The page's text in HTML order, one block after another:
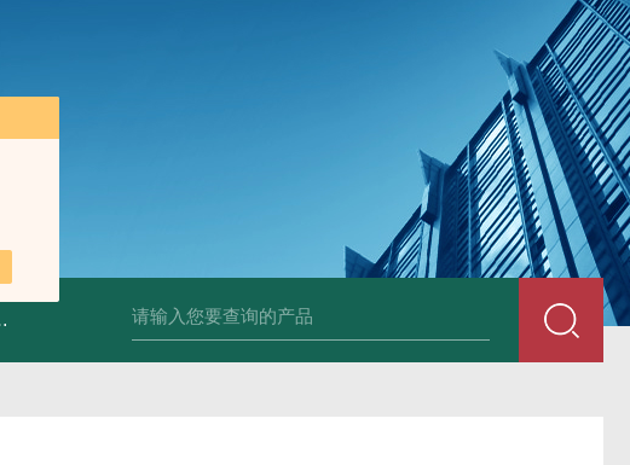
LYW-025N,雾腐蚀试验箱 LYW-075N,上海雾腐蚀试验箱 YFX-150,盐雾腐蚀试